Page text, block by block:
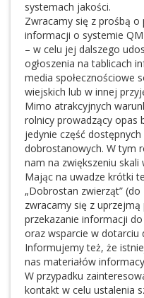
systemach jakości.
Zwracamy się z prośbą o
informacji o systemie
– w celu jej dalszego
ogłoszenia na tablicach
media społecznościowe
wiejskich lub w innej
Mimo atrakcyjnych
rolnicy prowadzący opas
jedynie część
dobrostanowych. W tym
nam na zwiększeniu
Mając na uwadze krótki
„Dobrostan zwierząt” (do
zwracamy się z
przekazanie informacji
oraz wsparcie w dotarciu
Informujemy też, że
nas materiałów
W przypadku
kontakt w celu ustalenia